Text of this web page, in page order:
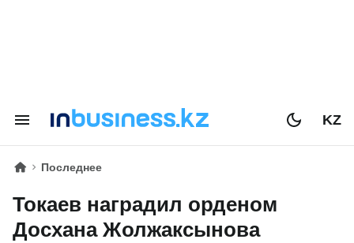
KZ
Последнее
Токаев наградил орденом
Досхана Жолжаксынова